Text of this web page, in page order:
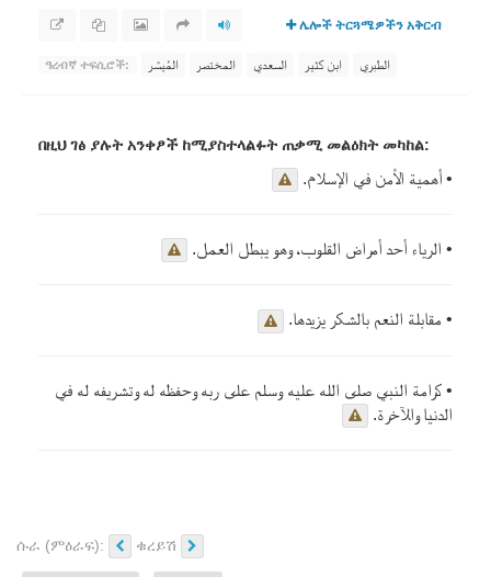
ሌሎች ትርጓሜዎችን አቅርብ
ዓረብኛ ተፍሲሮች: المُيسَّر المختصر السعدي ابن كثير الطبري
በዚህ ገፅ ያሉት አንቀፆች ከሚያስተላልፉት ጠቃሚ መልዕክት መካከል:
• أهمية الأمن في الإسلام.
• الرياء أحد أمراض القلوب، وهو يبطل العمل.
• مقابلة النعم بالشكر يزيدها.
• كرامة النبي صلى الله عليه وسلم على ربه وحفظه له وتشريفه له في
الدنيا والآخرة.
ሱራ (ምዕራፍ): ቁረይሽ